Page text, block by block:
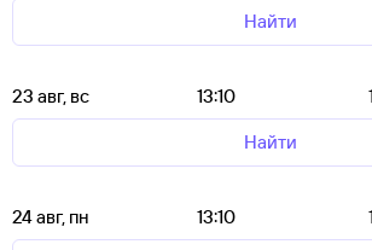
Найти
23 авг, вс 13:10
Найти
24 авг, пн 13:10